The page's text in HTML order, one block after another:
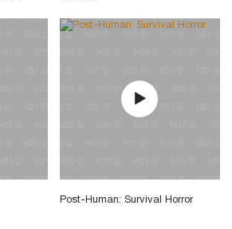
Post-Human: Survival Horror